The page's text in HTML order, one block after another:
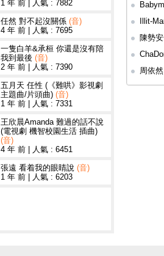
1 年 前
人氣 : 7882
任然 對不起沒關係 (音)
4 年 前
人氣 : 7695
一隻白羊&承桓 你還是沒有陪
我到最後 (音)
2 年 前
人氣 : 7390
五月天 任性 (《難哄》影視劇
主題曲/片頭曲) (音)
1 年 前
人氣 : 7331
王欣晨Amanda 難過的話不說
(電視劇 機智校園生活 插曲)
(音)
4 年 前
人氣 : 6451
張遠 看着我的眼睛說 (音)
1 年 前
人氣 : 6203
Illit-
陳勢
周依
插曲)